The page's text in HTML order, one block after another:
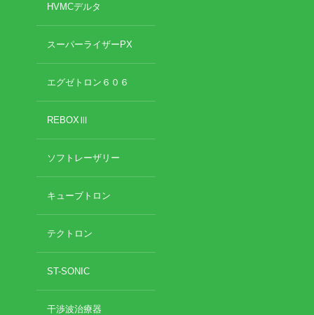
HVMCデルタ
スーパーライザーPX
エグゼトロン６０６
REBOXⅢ
ソフトレーザリー
キューブトロン
テクトロン
ST-SONIC
干渉波治療器